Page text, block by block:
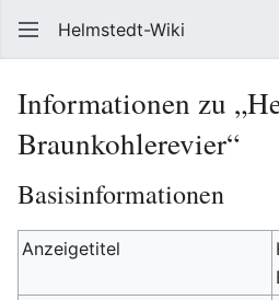
Helmstedt-Wiki
Informationen zu
Braunkohlerevier“
Basisinformationen
Anzeigetitel